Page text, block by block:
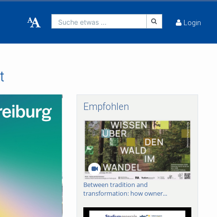
Suche etwas ... Login
Empfohlen
Between tradition and
transformation: how owner...